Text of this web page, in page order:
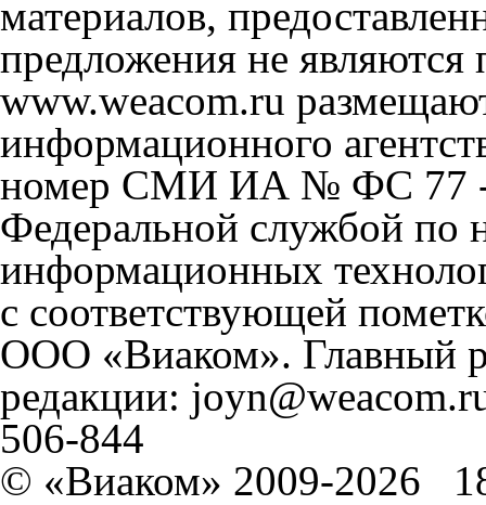
материалов,
предложения не
www.weacom.ru
информационного
номер СМИ ИА № ФС 77 -
Федеральной службой по
информационных
с соответствующей
ООО «Виаком». Главный
редакции:
506-844
© «Виаком» 2009-2026